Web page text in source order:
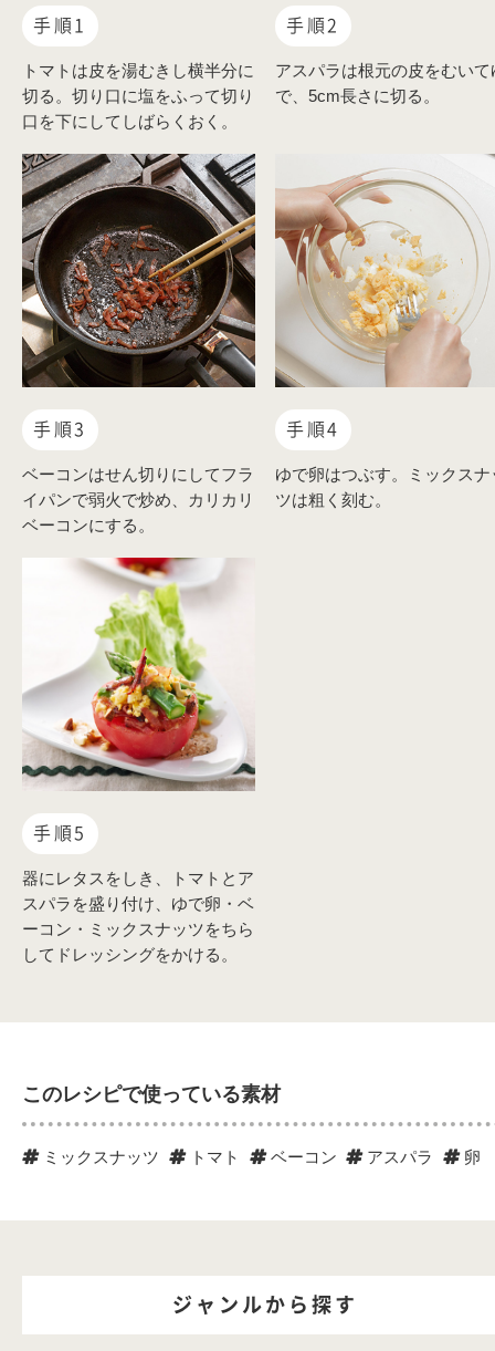
手順1
トマトは皮を湯むきし横半分に
切る。切り口に塩をふって切り
口を下にしてしばらくおく。
手順2
アスパラは根元の皮をむいて
で、5cm長さに切る。
手順3
ベーコンはせん切りにしてフラ
イパンで弱火で炒め、カリカリ
ベーコンにする。
手順4
ゆで卵はつぶす。ミックスナ
ツは粗く刻む。
手順5
器にレタスをしき、トマトとア
スパラを盛り付け、ゆで卵・ベ
ーコン・ミックスナッツをちら
してドレッシングをかける。
このレシピで使っている素材
ミックスナッツ トマト ベーコン アスパラ 卵
ジャンルから探す